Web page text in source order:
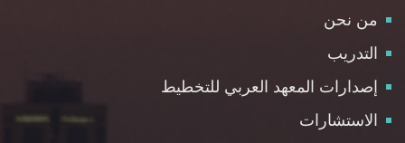
من نحن
التدريب
إصدارات المعهد العربي للتخطيط
الاستشارات